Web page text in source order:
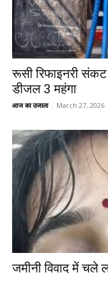
रूसी रिफाइनरी
डीजल ₹3 महंगा
आज का उजाला - March 27, 2026
जमीनी विवाद में चले